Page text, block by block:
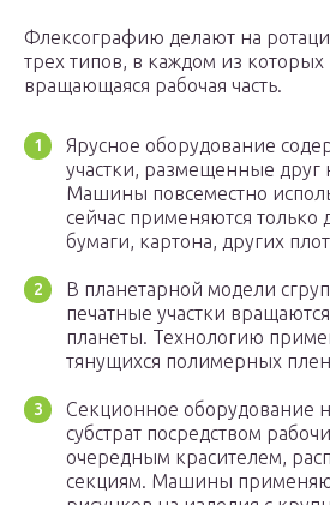
Флексографию делают на
трех типов, в каждом из которых
вращающаяся рабочая часть.
Ярусное оборудование
участки, размещенные друг
Машины повсеместно
сейчас применяются только
бумаги, картона, других
В планетарной модели
печатные участки
планеты. Технологию
тянущихся полимерных
Секционное оборудование
субстрат посредством
очередным красителем,
секциям. Машины